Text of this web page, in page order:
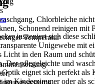
Chlorbleiche
Schonend reinigen mit
Temperatur
inszeniert sich diese
Unigewebe mit
Licht in den Raum und
Der pflegeleichte und
eignet sich perfekt als
im Kinderzimmer oder als